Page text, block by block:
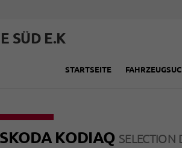
SÜD E.K
STARTSEITE
SKODA KODIAQ